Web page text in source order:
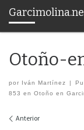
Saltar al contenido
Otoño-
por Iván Martínez |
853 en Otoño en
Anterior